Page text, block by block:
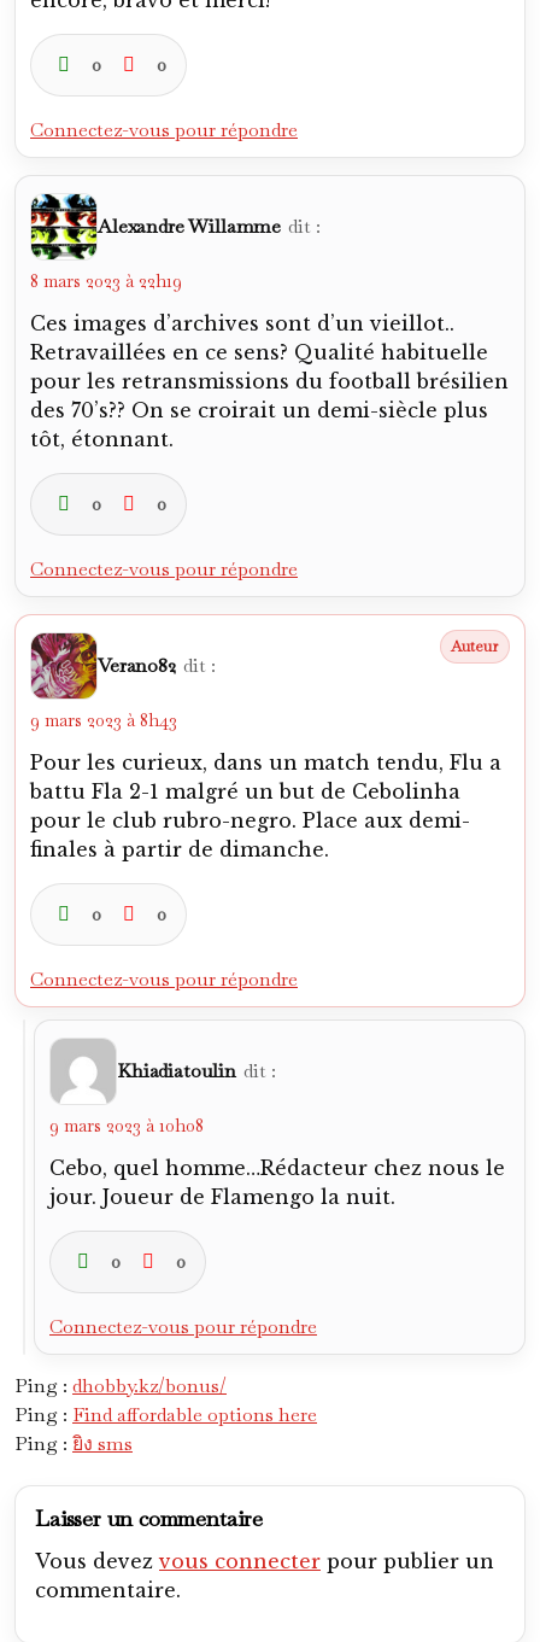
0 0
Connectez-vous pour répondre
Alexandre Willamme dit :
8 mars 2023 à 22h19
Ces images d’archives sont d’un vieillot..
Retravaillées en ce sens? Qualité habituelle
pour les retransmissions du football brésilien
des 70’s?? On se croirait un demi-siècle plus
tôt, étonnant.
0 0
Connectez-vous pour répondre
Verano82 dit :
9 mars 2023 à 8h43
Pour les curieux, dans un match tendu, Flu a
battu Fla 2-1 malgré un but de Cebolinha
pour le club rubro-negro. Place aux demi-
finales à partir de dimanche.
0 0
Connectez-vous pour répondre
Khiadiatoulin dit :
9 mars 2023 à 10h08
Cebo, quel homme…Rédacteur chez nous le
jour. Joueur de Flamengo la nuit.
0 0
Connectez-vous pour répondre
Ping : dhobby.kz/bonus/
Ping : Find affordable options here
Ping : ยิง sms
Laisser un commentaire
Vous devezvous connecter pour publier un
commentaire.